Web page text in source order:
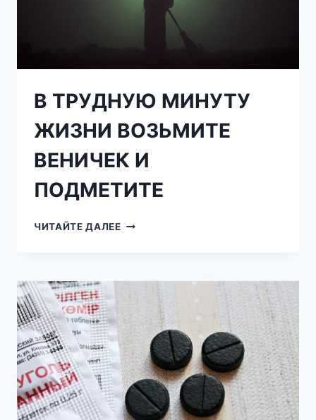
В ТРУДНУЮ МИНУТУ
ЖИЗНИ ВОЗЬМИТЕ
ВЕНИЧЕК И
ПОДМЕТИТЕ
ЧИТАЙТЕ ДАЛЕЕВ
ВОЗЬМИТЕ
ПОДМЕТИТЕ